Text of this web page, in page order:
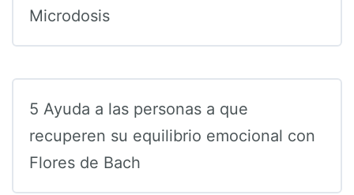
Microdosis
5 Ayuda a las personas a que
recuperen su equilibrio emocional con
Flores de Bach